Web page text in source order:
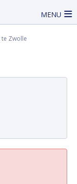
MENU
Zwolle